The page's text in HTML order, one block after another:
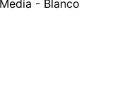
- Blanco